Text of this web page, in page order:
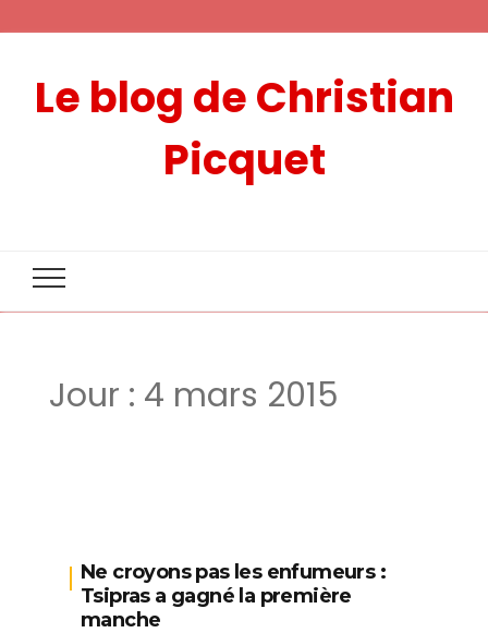
Le blog de Christian
Picquet
Jour : 4 mars 2015
Ne croyons pas les enfumeurs :
Tsipras a gagné la première
manche